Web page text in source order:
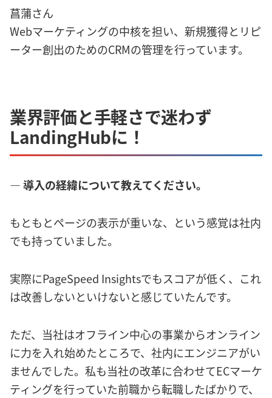
菖蒲さん
Webマーケティングの中核を担い、新規獲得とリピ
ーター創出のためのCRMの管理を行っています。
業界評価と手軽さで迷わず
LandingHubに！
― 導入の経緯について教えてください。
もともとページの表示が重いな、という感覚は社内
でも持っていました。
実際にPageSpeed Insightsでもスコアが低く、これ
は改善しないといけないと感じていたんです。
ただ、当社はオフライン中心の事業からオンライン
に力を入れ始めたところで、社内にエンジニアがい
ませんでした。私も当社の改革に合わせてECマーケ
ティングを行っていた前職から転職したばかりで、